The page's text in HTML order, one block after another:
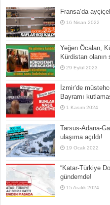
Fransa’da
16 Nisan 2022
Yeğen Öcalan,
Kürdistan
29 Eylül 2023
İzmir’de
Bayramı
1 Kasım 2024
Tarsus-Adana-
ulaşıma açıldı!
19 Ocak 2022
“Katar-Türkiye
gündemde!
15 Aralık 2024